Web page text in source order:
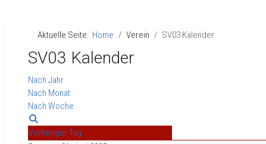
Aktuelle Seite: Home Verein SV03 Kalender
SV03 Kalender
Nach Jahr
Nach Monat
Nach Woche
Vorheriger Tag